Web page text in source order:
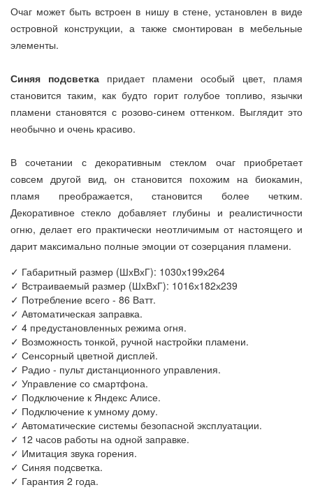
Очаг может быть встроен в нишу в стене, установлен в виде
островной конструкции, а также смонтирован в мебельные
элементы.
Синяя подсветка придает пламени особый цвет, пламя
становится таким, как будто горит голубое топливо, язычки
пламени становятся с розово-синем оттенком. Выглядит это
необычно и очень красиво.
В сочетании с декоративным стеклом очаг приобретает
совсем другой вид, он становится похожим на биокамин,
пламя преображается, становится более четким.
Декоративное стекло добавляет глубины и реалистичности
огню, делает его практически неотличимым от настоящего и
дарит максимально полные эмоции от созерцания пламени.
✓ Габаритный размер (ШхВхГ): 1030х199х264
✓ Встраиваемый размер (ШхВхГ): 1016х182х239
✓ Потребление всего - 86 Ватт.
✓ Автоматическая заправка.
✓ 4 предустановленных режима огня.
✓ Возможность тонкой, ручной настройки пламени.
✓ Сенсорный цветной дисплей.
✓ Радио - пульт дистанционного управления.
✓ Управление со смартфона.
✓ Подключение к Яндекс Алисе.
✓ Подключение к умному дому.
✓ Автоматические системы безопасной эксплуатации.
✓ 12 часов работы на одной заправке.
✓ Имитация звука горения.
✓ Синяя подсветка.
✓ Гарантия 2 года.